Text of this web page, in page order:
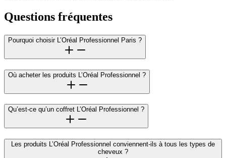
Questions fréquentes
Pourquoi choisir L’Oréal Professionnel Paris ?
Où acheter les produits L’Oréal Professionnel ?
Qu’est-ce qu’un coffret L’Oréal Professionnel ?
Les produits L’Oréal Professionnel conviennent-ils à tous les types de
cheveux ?